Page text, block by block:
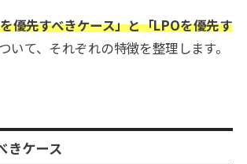
優先すべきケース」と「LPOを優先す
いて、それぞれの特徴を整理します。
きケース